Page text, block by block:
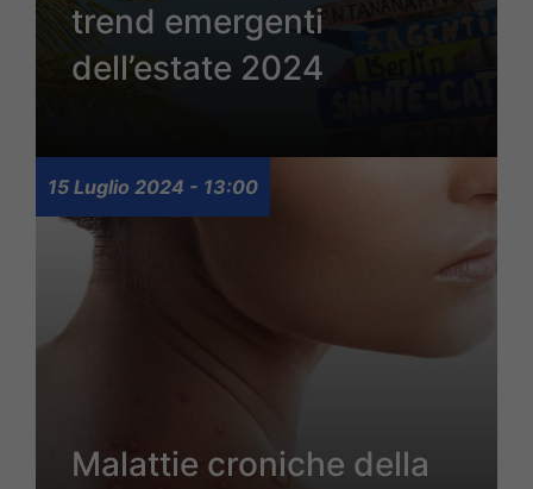
trend emergenti
dell’estate 2024
15 Luglio 2024 - 13:00
Malattie croniche della